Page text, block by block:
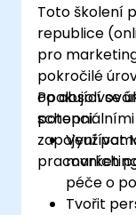
Toto školení
republice
pro
pokročilé
opakující se
zapojení
pracovních
Po
schopni:
Využívat
péče o
Tvořit